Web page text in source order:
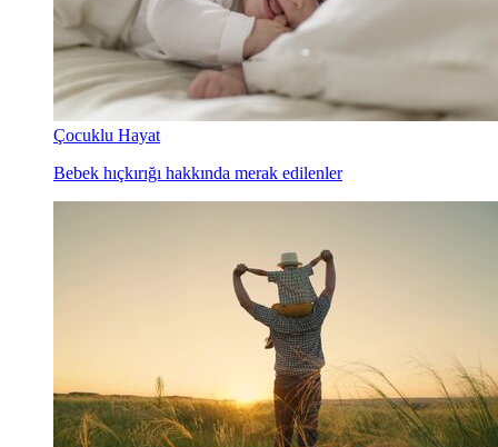
Çocuklu Hayat
Bebek hıçkırığı hakkında merak edilenler